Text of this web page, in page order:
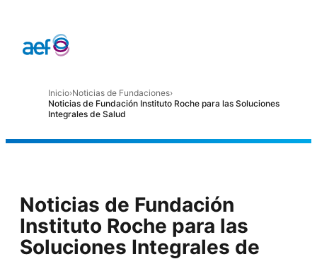
Inicio›Noticias de Fundaciones›
Noticias de Fundación Instituto Roche para las Soluciones
Integrales de Salud
Noticias de Fundación
Instituto Roche para las
Soluciones Integrales de